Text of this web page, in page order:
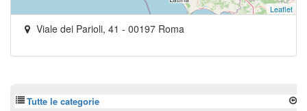
Leaflet
Viale dei Parioli, 41 - 00197 Roma
Tutte le categorie